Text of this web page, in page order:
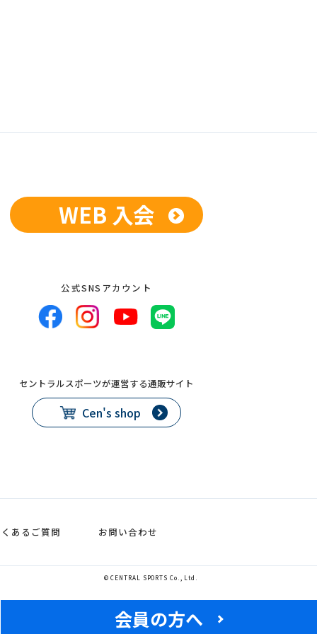
WEB 入会
公式SNSアカウント
セントラルスポーツが運営する通販サイト
Cen's shop
あるご質問 お問い合わせ
© CENTRAL SPORTS Co., Ltd.
会員の方へ